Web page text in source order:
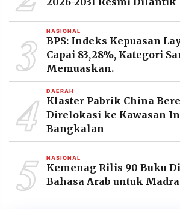
3 NASIONAL
BPS: Indeks Kepuasan
Capai 83,28%, Kategori
Memuaskan.
4 DAERAH
Klaster Pabrik China
Direlokasi ke Kawasan
Bangkalan
5 NASIONAL
Kemenag Rilis 90 Buku
Bahasa Arab untuk